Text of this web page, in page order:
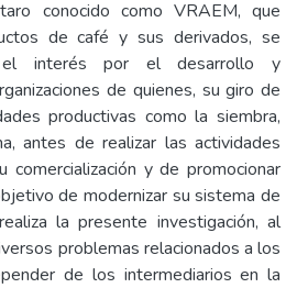
conocido como VRAEM, que
de café y sus derivados, se
el interés por el desarrollo y
de quienes, su giro de
productivas como la siembra,
antes de realizar las actividades
comercialización y de promocionar
de modernizar su sistema de
la presente investigación, al
problemas relacionados a los
de los intermediarios en la